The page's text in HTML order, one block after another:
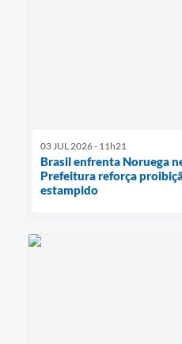
03 JUL 2026 - 11h21
Brasil enfrenta Noruega
Prefeitura reforça
estampido